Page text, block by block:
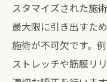
スタマイズされた施
最大限に引き出すた
施術が不可欠です。
ストレッチや筋膜リ